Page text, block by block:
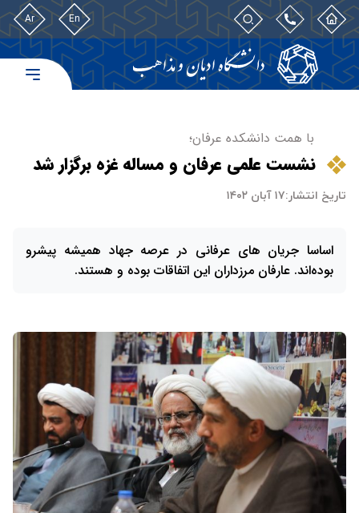
En
Ar
با همت دانشکده عرفان؛
نشست علمی عرفان و مساله غزه برگزار شد
تاریخ انتشار:۱۷ آبان ۱۴۰۲
اساسا جریان های عرفانی در عرصه جهاد همیشه پیشرو
بود‌ه‌اند. عارفان مرزداران این اتفاقات بوده و هستند.